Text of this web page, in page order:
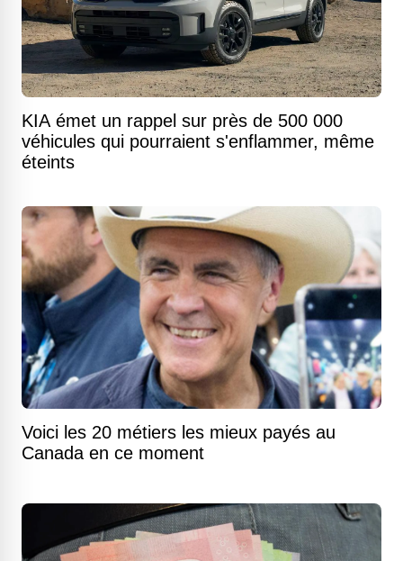
KIA émet un rappel sur près de 500 000
véhicules qui pourraient s'enflammer, même
éteints
Voici les 20 métiers les mieux payés au
Canada en ce moment